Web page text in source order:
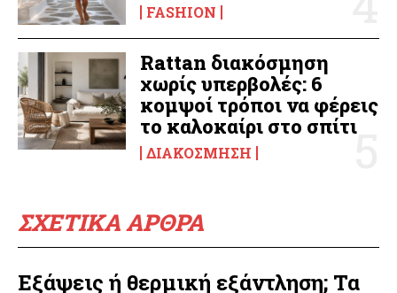
FASHION
Rattan διακόσμηση
χωρίς υπερβολές: 6
κομψοί τρόποι να φέρεις
το καλοκαίρι στο σπίτι
ΔΙΑΚΌΣΜΗΣΗ
ΣΧΕΤΙΚΑ ΑΡΘΡΑ
Εξάψεις ή θερμική εξάντληση; Τα